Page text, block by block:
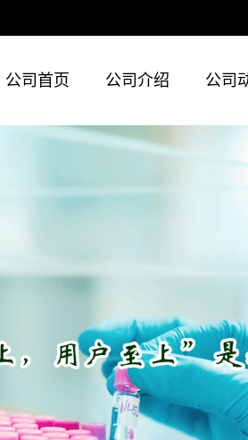
公司首页 公司介绍 公司